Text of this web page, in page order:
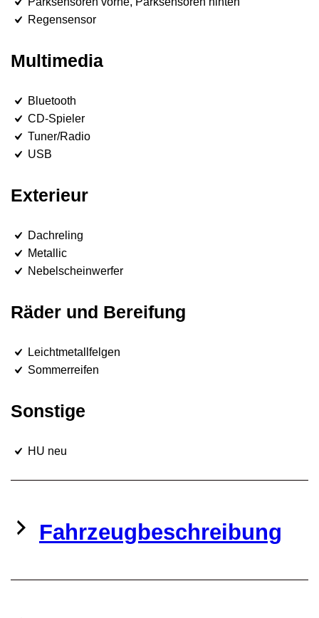
Regensensor
Multimedia
Bluetooth
CD-Spieler
Tuner/Radio
USB
Exterieur
Dachreling
Metallic
Nebelscheinwerfer
Räder und Bereifung
Leichtmetallfelgen
Sommerreifen
Sonstige
HU neu
Fahrzeugbeschreibung